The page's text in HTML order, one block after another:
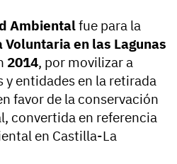
Ambientalfue para la
Voluntaria en las Lagunas
2014, por movilizar a
entidades en la retirada
favor de la conservación
convertida en referencia
en Castilla-La